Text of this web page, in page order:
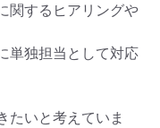
関するヒアリングや
単独担当として対応
たいと考えていま